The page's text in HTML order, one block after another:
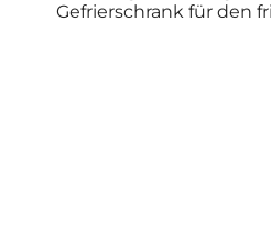
Gefrierschrank für den